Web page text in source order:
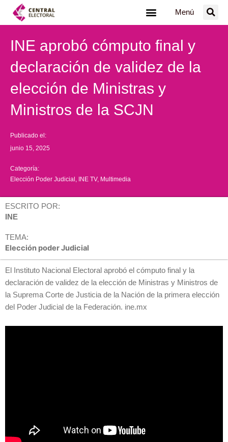
Menú
INE aprobó cómputo final y
declaración de validez de la
elección de Ministras y
Ministros de la SCJN
Publicado el:
junio 15, 2025
Categoría:
Elección Poder Judicial INE TV, Multimedia
ESCRITO POR:
INE
TEMA:
Elección poder Judicial
El Instituto Nacional Electoral aprobó el cómputo final y la
declaración de validez de la elección de Ministras y Ministros de
la Suprema Corte de Justicia de la Nación de la primera elección
del Poder Judicial de la Federación. ine.mx